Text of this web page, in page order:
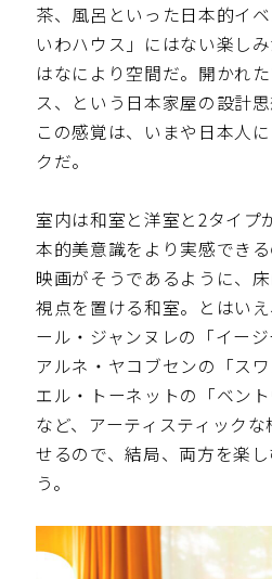
茶、風呂といった日本的イ
いわハウス」にはない楽し
はなにより空間だ。開かれ
ス、という日本家屋の設計思
この感覚は、いまや日本人
クだ。
室内は和室と洋室と2タイプ
本的美意識をより実感でき
映画がそうであるように、
視点を置ける和室。とはい
ール・ジャンヌレの「イージ
アルネ・ヤコブセンの「ス
エル・トーネットの「ベント
など、アーティスティック
せるので、結局、両方を楽
う。